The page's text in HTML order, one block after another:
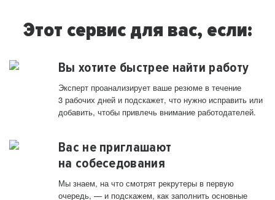
Этот сервис для вас, если:
Вы хотите быстрее найти работу
Эксперт проанализирует ваше резюме в течение
3 рабочих дней и подскажет, что нужно исправить или
добавить, чтобы привлечь внимание работодателей.
Вас не приглашают
на собеседования
Мы знаем, на что смотрят рекрутеры в первую
очередь, — и подскажем, как заполнить основные